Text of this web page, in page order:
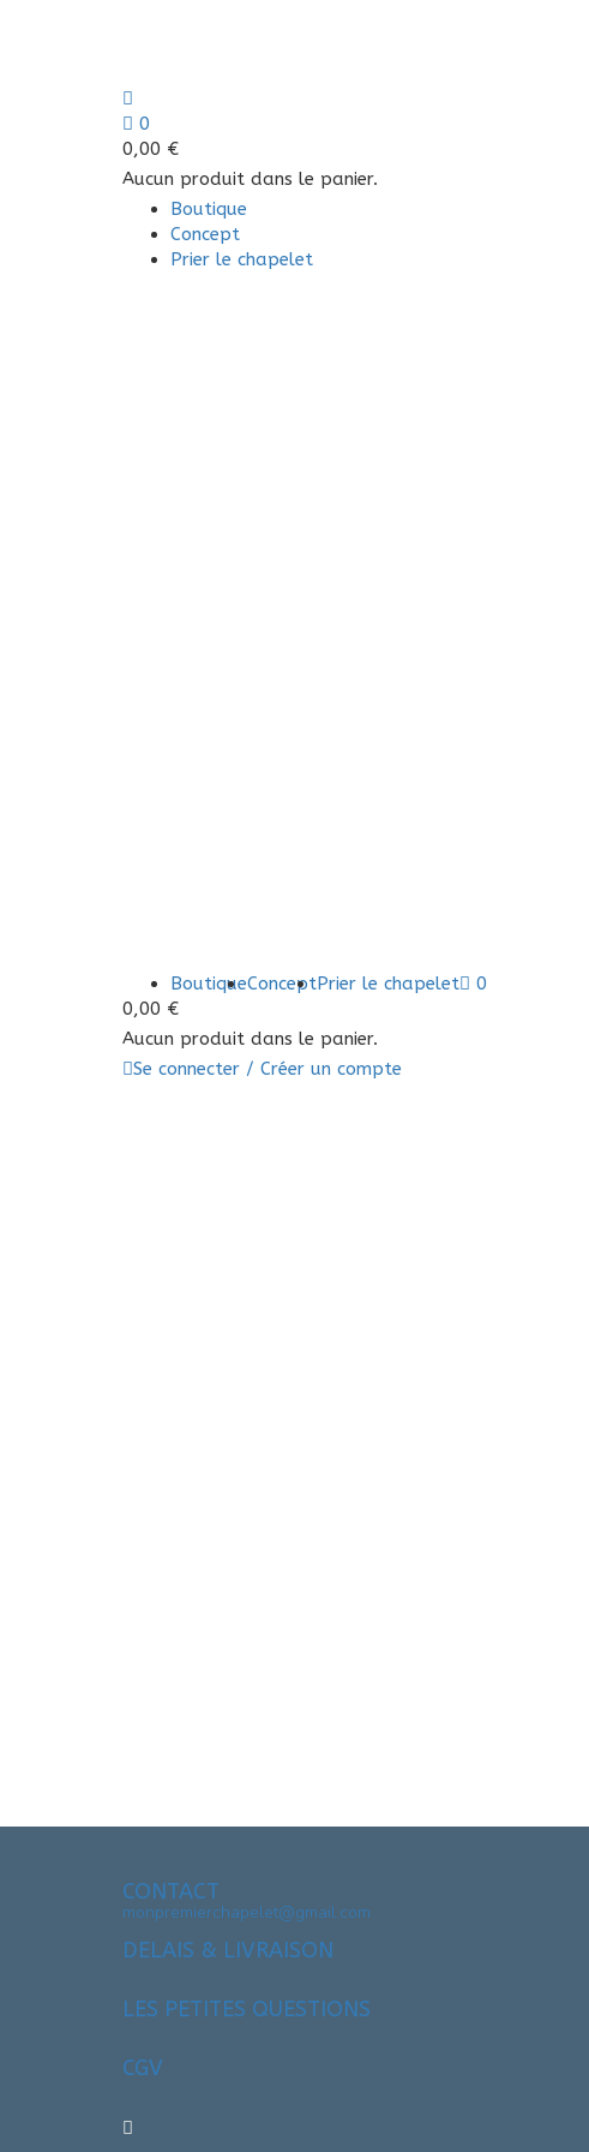
0
0,00 €
Aucun produit dans le panier.
Boutique
Concept
Prier le chapelet
BoutiqueConceptPrier le chapelet
0
0,00 €
Aucun produit dans le panier.
Se connecter / Créer un compte
CONTACT
monpremierchapelet@gmail.com
DELAIS & LIVRAISON
LES PETITES QUESTIONS
CGV